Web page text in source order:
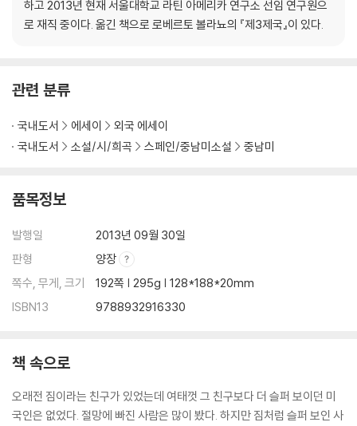
하고 2013년 현재 서울대학교 라틴 아메리카 연구소 선임 연구원으
로 재직 중이다. 옮긴 책으로 로베르토 볼라뇨의 『제3제국』이 있다.
관련 분류
국내도서 에세이
외국 에세이
국내도서
소설/시/희곡 스페인/중남미소설 중남미
품목정보
발행일
2013년 09월 30일
판형
양장
쪽수, 무게, 크기
192쪽 | 295g | 128*188*20mm
ISBN13
9788932916330
책 속으로
오래전 짐이라는 친구가 있었는데 여태껏 그 친구보다 더 슬퍼 보이던 미
국인은 없었다. 절망에 빠진 사람은 많이 봤다. 하지만 짐처럼 슬퍼 보인 사